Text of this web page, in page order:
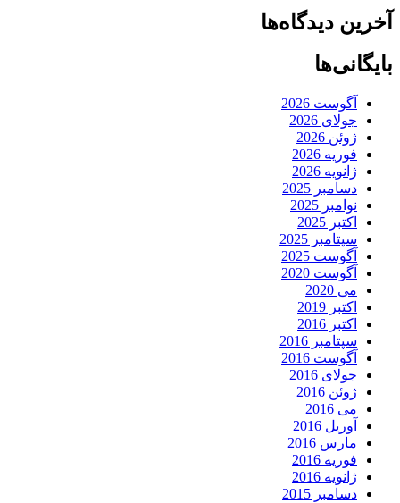
آخرین دیدگاه‌ها
بایگانی‌ها
آگوست 2026
جولای 2026
ژوئن 2026
فوریه 2026
ژانویه 2026
دسامبر 2025
نوامبر 2025
اکتبر 2025
سپتامبر 2025
آگوست 2025
آگوست 2020
می 2020
اکتبر 2019
اکتبر 2016
سپتامبر 2016
آگوست 2016
جولای 2016
ژوئن 2016
می 2016
آوریل 2016
مارس 2016
فوریه 2016
ژانویه 2016
دسامبر 2015